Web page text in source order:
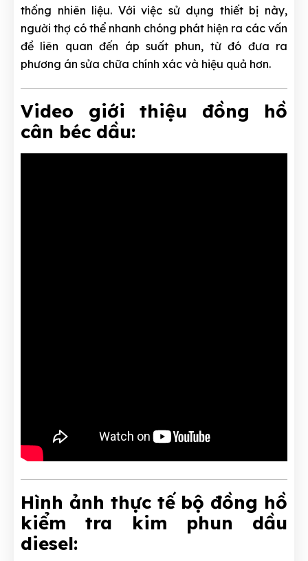
thống nhiên liệu. Với việc sử dụng thiết bị này,
người thợ có thể nhanh chóng phát hiện ra các vấn
đề liên quan đến áp suất phun, từ đó đưa ra
phương án sửa chữa chính xác và hiệu quả hơn.
Video giới thiệu đồng hồ
cân béc dầu:
Hình ảnh thực tế bộ đồng hồ
kiểm tra kim phun dầu
diesel: